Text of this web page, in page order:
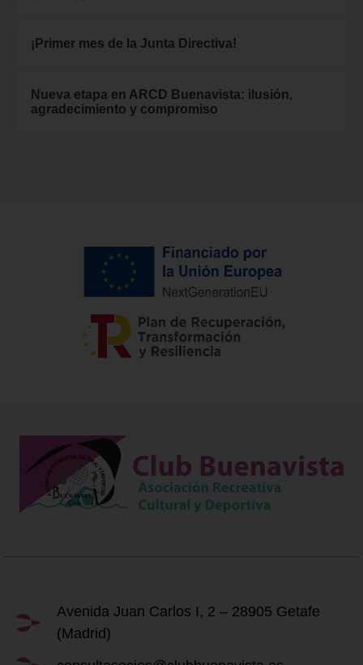
¡Primer mes de la Junta Directiva!
Nueva etapa en ARCD Buenavista: ilusión,
agradecimiento y compromiso
Avenida Juan Carlos I, 2 – 28905 Getafe
(Madrid)